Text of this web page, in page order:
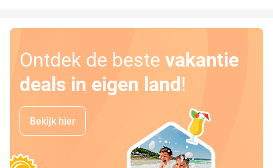
Ontdek de beste vakantie
deals in eigen land!
Bekijk hier